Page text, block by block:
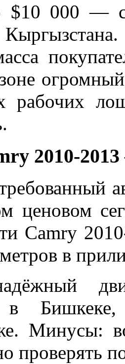
$10 000 —
рабочих
2010-
ценовом
Camry
в
в
Минусы:
проверять